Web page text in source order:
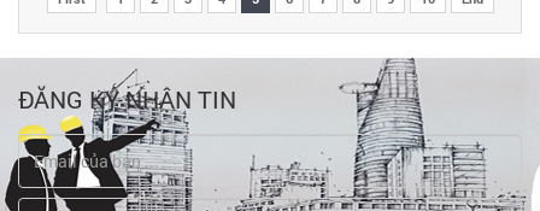
ĐĂNG KÝ NHẬN TIN